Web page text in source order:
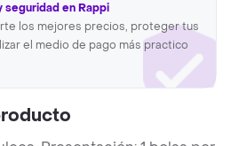
seguridad en Rappi
los mejores precios, proteger tus
el medio de pago más practico